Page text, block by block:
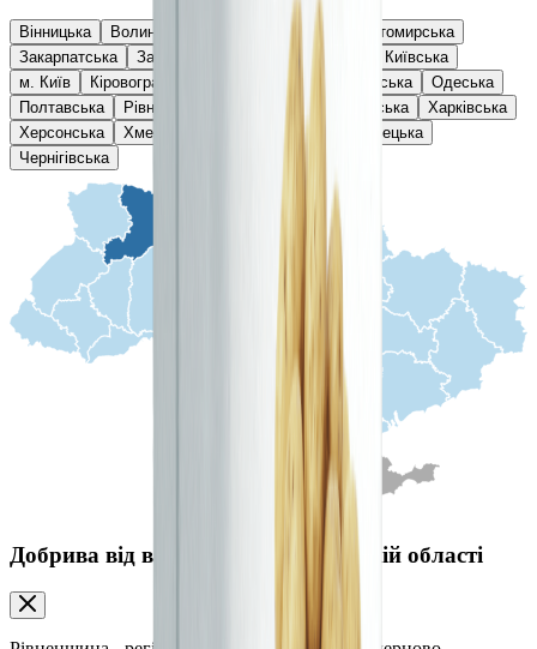
Вінницька Волинська Дніпропетровська
Житомирська
Закарпатська
Запорізька Івано-Франківська
Київська
м. Київ
Кіровоградська Миколаївська
Одеська
Полтавська
Рівненська Тернопільська
Харківська
Херсонська
Хмельницька Черкаська
Чернівецька
Чернігівська
Добрива від виробника у Рівненській області